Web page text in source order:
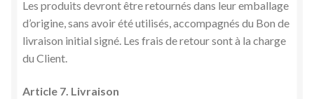
Les produits devront être retournés dans leur emballage
d’origine, sans avoir été utilisés, accompagnés du Bon de
livraison initial signé. Les frais de retour sont à la charge
du Client.
Article 7. Livraison